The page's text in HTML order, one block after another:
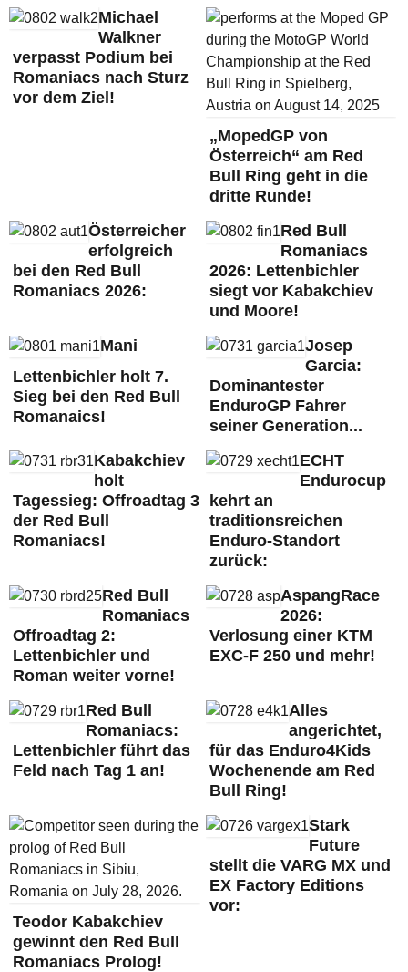
Michael
Walkner
verpasst Podium bei
Romaniacs nach Sturz
vor dem Ziel!
„MopedGP von
Österreich“ am Red
Bull Ring geht in die
dritte Runde!
Österreicher
erfolgreich
bei den Red Bull
Romaniacs 2026:
Red Bull
Romaniacs
2026: Lettenbichler
siegt vor Kabakchiev
und Moore!
Mani
Lettenbichler holt 7.
Sieg bei den Red Bull
Romanaics!
Josep
Garcia:
Dominantester
EnduroGP Fahrer
seiner Generation...
Kabakchiev
holt
Tagessieg: Offroadtag 3
der Red Bull
Romaniacs!
ECHT
Endurocup
kehrt an
traditionsreichen
Enduro-Standort
zurück:
Red Bull
Romaniacs
Offroadtag 2:
Lettenbichler und
Roman weiter vorne!
AspangRace
2026:
Verlosung einer KTM
EXC-F 250 und mehr!
Red Bull
Romaniacs:
Lettenbichler führt das
Feld nach Tag 1 an!
Alles
angerichtet,
für das Enduro4Kids
Wochenende am Red
Bull Ring!
Teodor Kabakchiev
gewinnt den Red Bull
Romaniacs Prolog!
Stark
Future
stellt die VARG MX und
EX Factory Editions
vor: